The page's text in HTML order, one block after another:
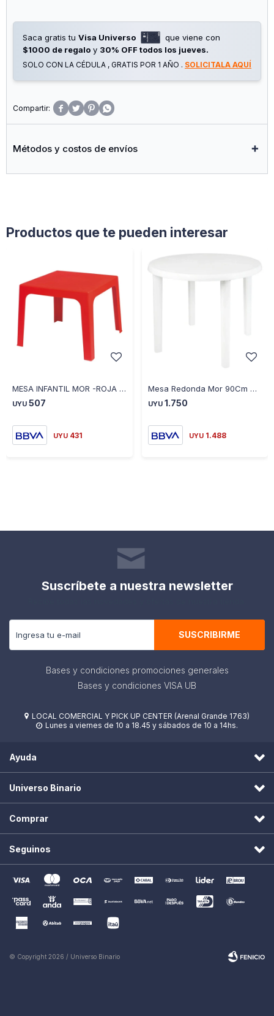
Saca gratis tu Visa Universo
que viene con
$1000 de regalo y 30% OFF todos los jueves.
SOLO CON LA CÉDULA , GRATIS POR 1 AÑO . SOLICITALA AQUÍ
   
Métodos y costos de envíos
Productos que te pueden interesar
MESA INFANTIL MOR -ROJA 54X54X46 CM 1212315151504 - ROJO
UYU 507
UYU 431
Mesa Redonda Mor 90Cm Diámetro Hasta 40Kg Universo Binario - BLANCO
UYU 1.750
UYU 1.488
Suscríbete a nuestra newsletter
SUSCRIBIRME
Bases y condiciones promociones generales
Bases y condiciones VISA UB
 LOCAL COMERCIAL Y PICK UP CENTER (Arenal Grande 1763)
 Lunes a viernes de 10 a 18.45 y sábados de 10 a 14hs.
Ayuda
Universo Binario
Comprar
Seguinos
© Copyright 2026 / Universo Binario